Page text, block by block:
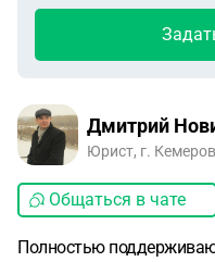
Дмитрий
Юрист, г.
Общаться в чате
Полностью